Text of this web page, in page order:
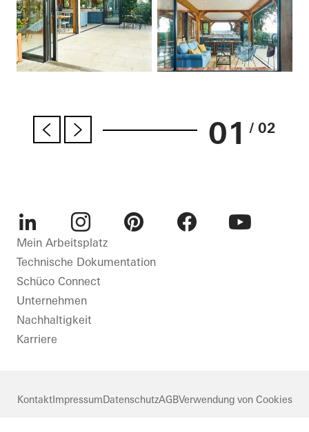
01 / 02
LinkedIn Instagram
Mein Arbeitsplatz
Technische Dokumentation
Schüco Connect
Unternehmen
Nachhaltigkeit
Karriere
KontaktImpressumDatenschutzAGBVerwendung von Cookies